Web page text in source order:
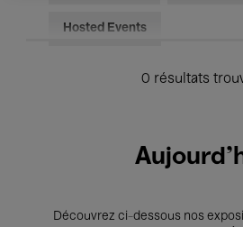
Hosted Events
0 résultats
Découvrez ci-dessous nos